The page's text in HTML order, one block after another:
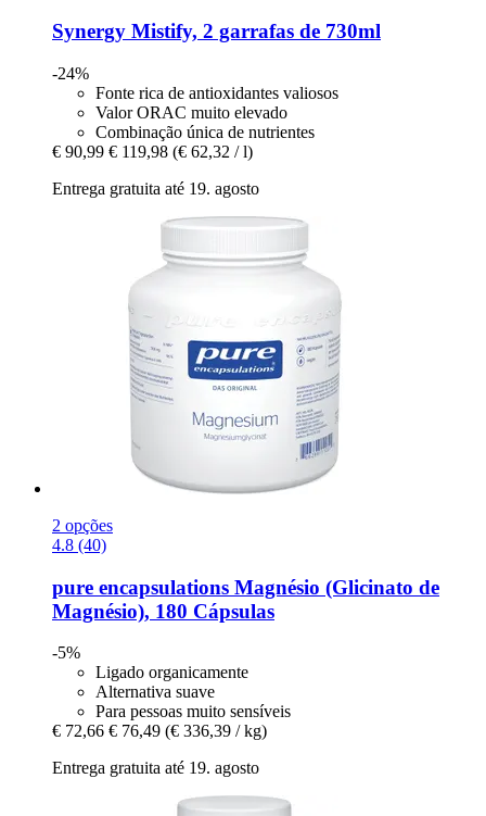
Synergy Mistify, 2 garrafas de 730ml
-24%
Fonte rica de antioxidantes valiosos
Valor ORAC muito elevado
Combinação única de nutrientes
€ 90,99 € 119,98 (€ 62,32 / l)
Entrega gratuita até 19. agosto
2 opções
4.8 (40)
pure encapsulations Magnésio (Glicinato de
Magnésio), 180 Cápsulas
-5%
Ligado organicamente
Alternativa suave
Para pessoas muito sensíveis
€ 72,66 € 76,49 (€ 336,39 / kg)
Entrega gratuita até 19. agosto